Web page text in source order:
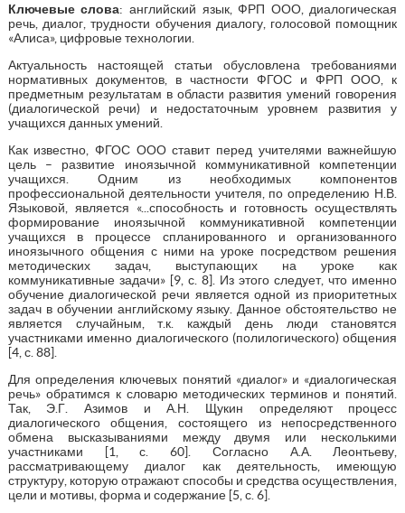
Ключевые слова: английский язык, ФРП ООО, диалогическая
речь, диалог, трудности обучения диалогу, голосовой помощник
«Алиса», цифровые технологии.
Актуальность настоящей статьи обусловлена требованиями
нормативных документов, в частности ФГОС и ФРП ООО, к
предметным результатам в области развития умений говорения
(диалогической речи) и недостаточным уровнем развития у
учащихся данных умений.
Как известно, ФГОС ООО ставит перед учителями важнейшую
цель – развитие иноязычной коммуникативной компетенции
учащихся. Одним из необходимых компонентов
профессиональной деятельности учителя, по определению Н.В.
Языковой, является «...способность и готовность осуществлять
формирование иноязычной коммуникативной компетенции
учащихся в процессе спланированного и организованного
иноязычного общения с ними на уроке посредством решения
методических задач, выступающих на уроке как
коммуникативные задачи» [9, с. 8]. Из этого следует, что именно
обучение диалогической речи является одной из приоритетных
задач в обучении английскому языку. Данное обстоятельство не
является случайным, т.к. каждый день люди становятся
участниками именно диалогического (полилогического) общения
[4, с. 88].
Для определения ключевых понятий «диалог» и «диалогическая
речь» обратимся к словарю методических терминов и понятий.
Так, Э.Г. Азимов и А.Н. Щукин определяют процесс
диалогического общения, состоящего из непосредственного
обмена высказываниями между двумя или несколькими
участниками [1, с. 60]. Согласно А.А. Леонтьеву,
рассматривающему диалог как деятельность, имеющую
структуру, которую отражают способы и средства осуществления,
цели и мотивы, форма и содержание [5, с. 6].